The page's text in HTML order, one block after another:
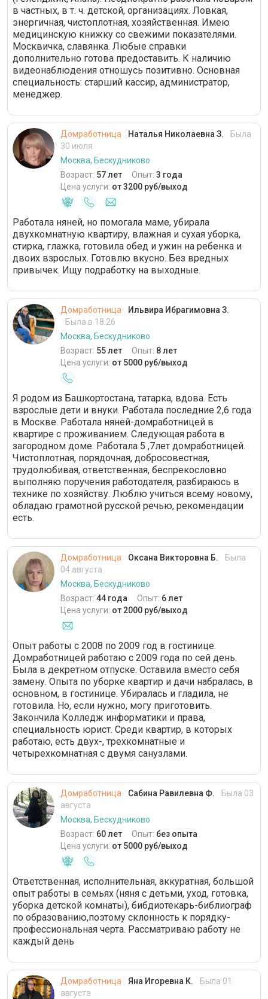
в частных, в т. ч. детской, организациях. Ловкая,
энергичная, чистоплотная, хозяйственная. Имею
медицинскую книжку со свежими показателями.
Москвичка, славянка. Любые справки
дополнительно готова предоставить. К наличию
видеонаблюдения отношусь позитивно. Основная
специальность: старший кассир, администратор,
менеджер.
Домработница Наталья Николаевна З.
Была
30 июля
Москва, Бескудниково
Возраст: 57 лет Опыт: 3 года
Цена услуги: от 3200 руб/выход
Работала няней, но помогала маме, убирала
двухкомнатную квартиру, влажная и сухая уборка,
стирка, глажка, готовила обед и ужин на ребенка и
двоих взрослых. Готовлю вкусно. Без вредных
привычек. Ищу подработку на выходные.
Домработница
Ильвира Ибрагимовна З.
Была в 18:26
Москва, Бескудниково
Возраст: 55 лет Опыт: 8 лет
Цена услуги: от 5000 руб/выход
Я родом из Башкортостана, татарка, вдова. Есть
взрослые дети и внуки. Работала последние 2,6 года
в Москве. Работала няней-домработницей в
квартире с проживанием. Следующая работа в
загородном доме. Работала 5 ,7лет домработницей.
Чистоплотная, порядочная, добросовестная,
трудолюбивая, ответственная, беспрекословно
выполняю поручения работодателя, разбираюсь в
технике по хозяйству. Люблю учиться всему новому,
обладаю грамотной русской речью, рекомендации
есть.
Домработница Оксана Викторовна Б.
Была
04 августа
Москва, Бескудниково
Возраст: 44 года Опыт: 6 лет
Цена услуги: от 2000 руб/выход
Опыт работы с 2008 по 2009 год в гостинице.
Домработницей работаю с 2009 года по сей день.
Была в декретном отпуске. Оставила вместо себя
замену. Опыта по уборке квартир и дачи набралась, в
основном, в гостинице. Убиралась и гладила, не
готовила. Но, если нужно, могу приготовить.
Закончила Колледж информатики и права,
специальность юрист. Среди квартир, в которых
работаю, есть двух-, трехкомнатные и
четырехкомнатная с двумя санузлами.
Домработница Сабина Равилевна Ф.
Была 03
августа
Москва, Бескудниково
Возраст: 60 лет Опыт: без опыта
Цена услуги: от 5000 руб/выход
Ответственная, исполнительная, аккуратная, большой
опыт работы в семьях (няня с детьми, уход, готовка,
уборка детской комнаты), бибдиотекарь-библиограф
по образованию,поэтому склонность к порядку-
профессиональная черта. Рассматриваю работу не
каждый день
Домработница Яна Игоревна К.
Была 01
августа